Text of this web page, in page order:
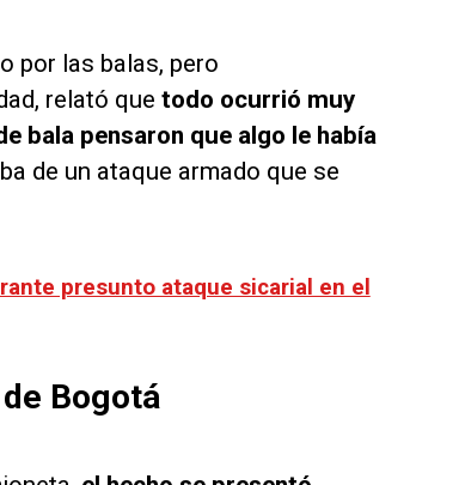
por las balas, pero
relató que todo ocurrió muy
bala pensaron que algo le había
de un ataque armado que se
presunto ataque sicarial en el
Bogotá